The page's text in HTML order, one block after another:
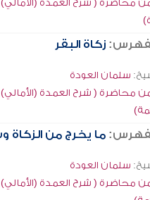
محاضرة ( شرح العمدة (الأمالي)
زكاة البقر
سلمان العودة
محاضرة ( شرح العمدة (الأمالي)
ما يخرج من الزكاة
سلمان العودة
محاضرة ( شرح العمدة (الأمالي)